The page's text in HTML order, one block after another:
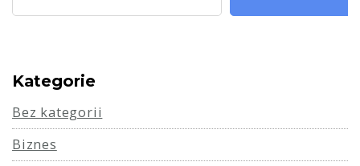
Kategorie
Bez kategorii
Biznes